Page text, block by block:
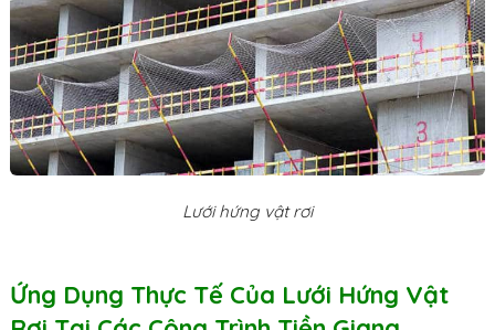
Lưới hứng vật rơi
Ứng Dụng Thực Tế Của Lưới Hứng Vật